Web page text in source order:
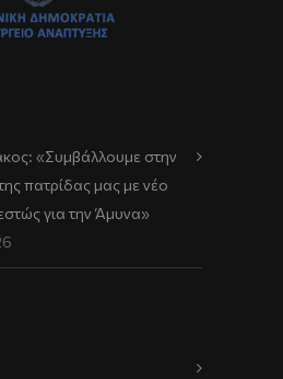
«Συμβάλλουμε στην
πατρίδας μας με νέο
για την Άμυνα»